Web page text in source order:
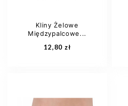
Dodaj do koszyka
Kliny Żelowe
Międzypalcowe...
12,80 zł